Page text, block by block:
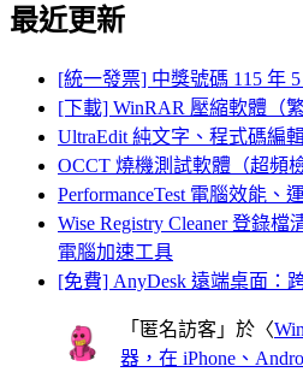
最近更新
[統一發票] 中獎號碼 115 年 5
[下載] WinRAR 壓縮軟體（
UltraEdit 純文字、程式碼編
OCCT 燒機測試軟體（超頻
PerformanceTest 電腦效能
Wise Registry Cleaner 登錄
電腦加速工具
[免費] AnyDesk 遠端桌面：
「 匿名訪客 」於〈
器，在 iPhone、